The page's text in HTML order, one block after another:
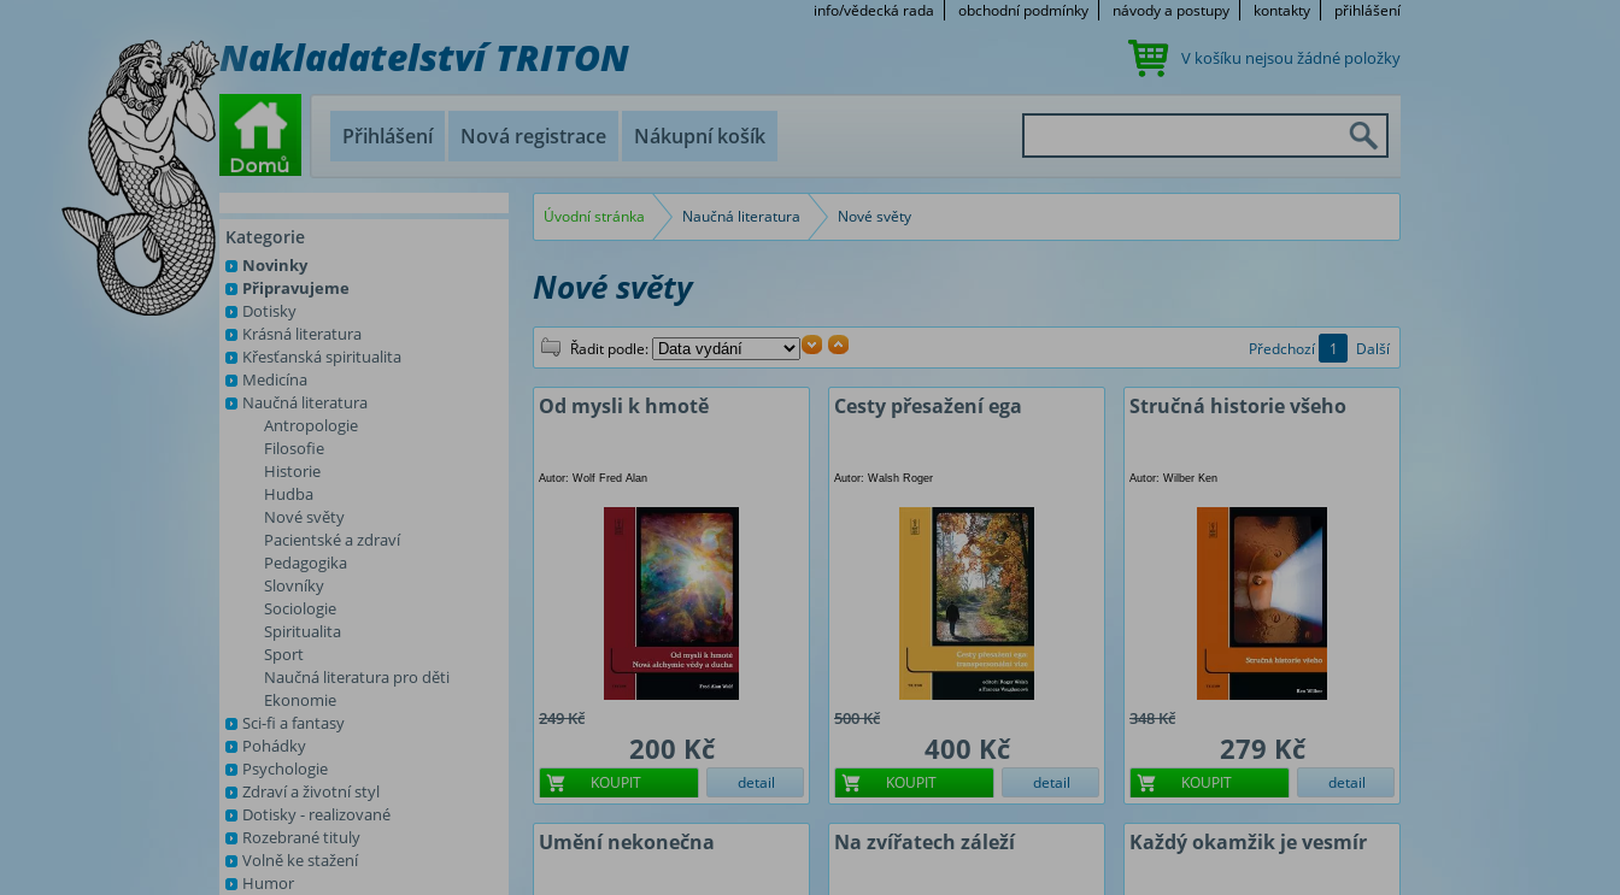
info/vědecká rada obchodní podmínky návody a postupy kontakty přihlášení
Nakladatelství TRITON V košíku nejsou žádné položky
Přihlášení Nová registrace Nákupní košík
Kategorie
Novinky
Připravujeme
Dotisky
Krásná literatura
Křesťanská spiritualita
Medicína
Naučná literatura
Antropologie
Filosofie
Historie
Hudba
Nové světy
Pacientské a zdraví
Pedagogika
Slovníky
Sociologie
Spiritualita
Sport
Naučná literatura pro děti
Ekonomie
Sci-fi a fantasy
Pohádky
Psychologie
Zdraví a životní styl
Dotisky - realizované
Rozebrané tituly
Volně ke stažení
Humor
Úvodní stránka Naučná literatura Nové světy
Nové světy
Řadit podle: Předchozí 1 Další
Od mysli k hmotě
Autor: Wolf Fred Alan
249 Kč
200 Kč
KOUPIT detail
Cesty přesažení ega
Autor: Walsh Roger
500 Kč
400 Kč
KOUPIT detail
Stručná historie všeho
Autor: Wilber Ken
348 Kč
279 Kč
KOUPIT detail
Umění nekonečna Na zvířatech záleží Každý okamžik je vesmír